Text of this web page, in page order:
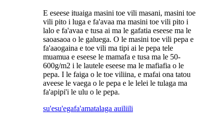
E eseese ituaiga masini toe vili masani, masini toe
vili pito i luga e fa'avaa ma masini toe vili pito i
lalo e fa'avaa e tusa ai ma le gafatia eseese ma le
saoasaoa o le galuega. O le masini toe vili pepa e
fa'aaogaina e toe vili ma tipi ai le pepa tele
muamua e eseese le mamafa e tusa ma le 50-
600g/m2 i le lautele eseese ma le mafiafia o le
pepa. I le faiga o le toe viliina, e mafai ona tatou
aveese le vaega o le pepa e le lelei le tulaga ma
fa'apipi'i le ulu o le pepa.
su'esu'egafa'amatalaga auiliili